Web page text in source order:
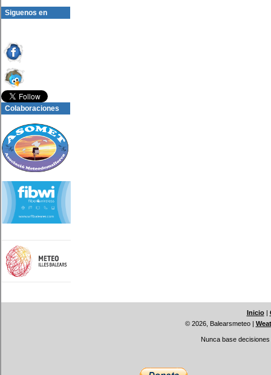
Siguenos en
Colaboraciones
Inicio|
© 2026, Balearsmeteo|
Nunca base